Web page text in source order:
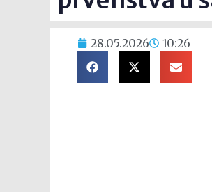
28.05.2026 10:26